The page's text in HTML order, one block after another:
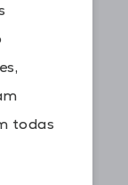
todas